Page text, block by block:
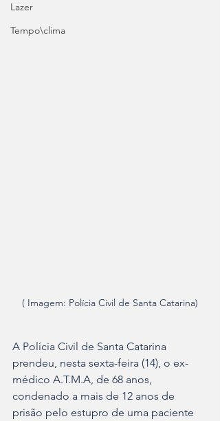
Lazer
Tempo\clima
( Imagem: Polícia Civil de Santa Catarina)
A Polícia Civil de Santa Catarina
prendeu, nesta sexta-feira (14), o ex-
médico A.T.M.A, de 68 anos,
condenado a mais de 12 anos de
prisão pelo estupro de uma paciente